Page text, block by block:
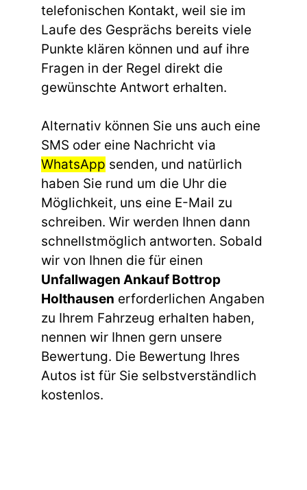
telefonischen Kontakt, weil sie im
Laufe des Gesprächs bereits viele
Punkte klären können und auf ihre
Fragen in der Regel direkt die
gewünschte Antwort erhalten.
Alternativ können Sie uns auch eine
SMS oder eine Nachricht via
WhatsApp senden, und natürlich
haben Sie rund um die Uhr die
Möglichkeit, uns eine E-Mail zu
schreiben. Wir werden Ihnen dann
schnellstmöglich antworten. Sobald
wir von Ihnen die für einen
Unfallwagen Ankauf Bottrop
Holthausen erforderlichen Angaben
zu Ihrem Fahrzeug erhalten haben,
nennen wir Ihnen gern unsere
Bewertung. Die Bewertung Ihres
Autos ist für Sie selbstverständlich
kostenlos.